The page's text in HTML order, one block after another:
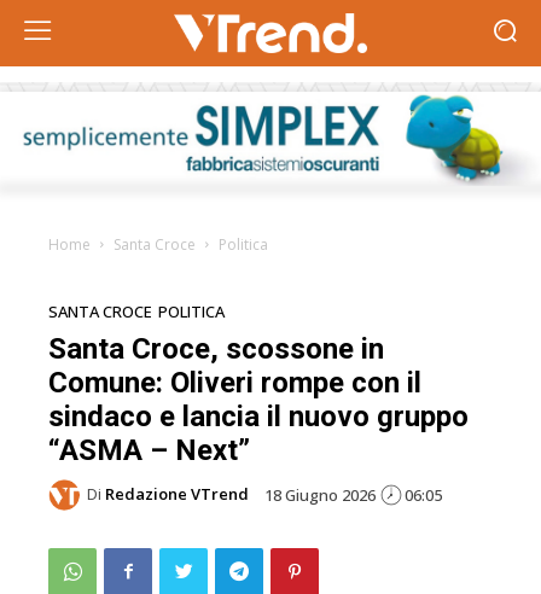
Home Santa Croce Politica
SANTA CROCE POLITICA
Santa Croce, scossone in
Comune: Oliveri rompe con il
sindaco e lancia il nuovo gruppo
“ASMA – Next”
Di Redazione VTrend 18 Giugno 2026 06:05